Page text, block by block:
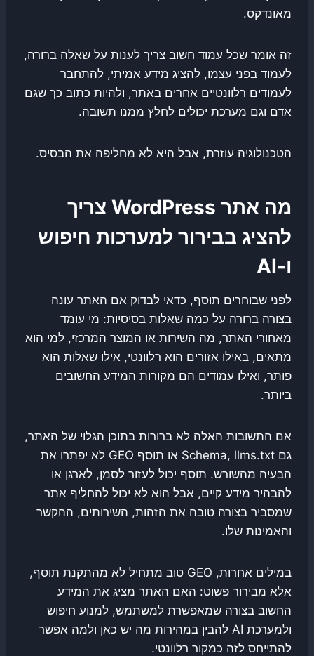
מאונדקס.
זה אומר שכל עמוד חשוב צריך לענות על שאלה ברורה,
לעמוד בפני עצמו, להציג מידע אמיתי, להתחבר
לעמודים רלוונטיים אחרים באתר, ולהיות כתוב כך שגם
אדם וגם מערכת יכולים לחלץ ממנו תשובה.
הטכנולוגיה עוזרת, אבל היא לא מחליפה את הבסיס.
מה אתר WordPress צריך
להציג בבירור למערכות חיפוש
ו-AI
לפני שבוחרים תוסף, כדאי לבדוק אם האתר עונה
בצורה ברורה על כמה שאלות בסיסיות: מי עומד
מאחורי האתר, מה השירות או המוצר המרכזי, למי הוא
מתאים, באילו אזורים הוא רלוונטי, אילו שאלות הוא
פותר, ואילו עמודים הם מקורות המידע החשובים
ביותר.
אם התשובות האלה לא ברורות בתוכן הגלוי של האתר,
גם Schema, llms.txt או תוסף GEO לא יפתרו את
הבעיה מהשורש. תוסף יכול לעזור לסמן, לארגן או
להבהיר מידע קיים, אבל הוא לא יכול להחליף אתר
שמסביר בצורה טובה את הזהות, השירותים, ההקשר
והאמינות שלו.
במילים אחרות, GEO טוב מתחיל לא מהתקנת תוסף,
אלא מבירור פשוט: האם האתר מציג את המידע
החשוב בצורה שמאפשרת למשתמש, למנוע חיפוש
ולמערכת AI להבין במהירות מה יש כאן ולמה אפשר
להתייחס לזה כמקור רלוונטי.